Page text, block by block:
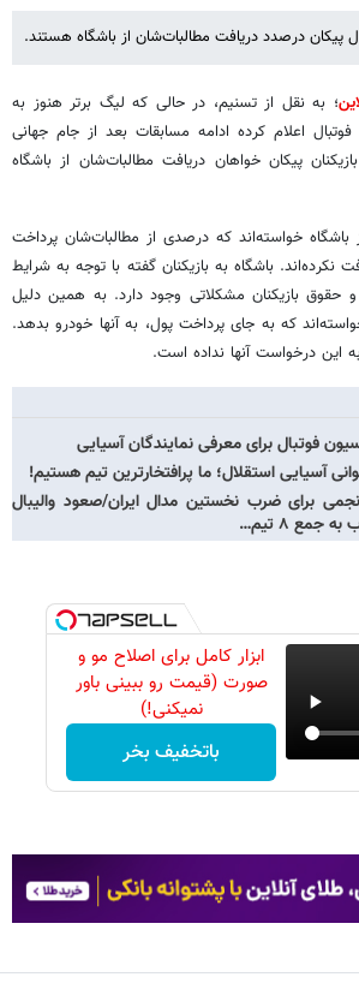
پیکان درصدد دریافت مطالبات‌شان از باشگاه هستند.
؛ به نقل از تسنیم، در حالی که لیگ برتر هنوز به
اعلام کرده ادامه مسابقات بعد از جام جهانی
بازیکنان پیکان خواهان دریافت مطالبات‌شان از باشگاه
باشگاه خواسته‌اند که درصدی از مطالبات‌شان پرداخت
نکرده‌اند. باشگاه به بازیکنان گفته با توجه به شرایط
و حقوق بازیکنان مشکلاتی وجود دارد. به همین دلیل
که به جای پرداخت پول، به آنها خودرو بدهد.
این درخواست آنها نداده است.
فوتبال برای معرفی نمایندگان آسیایی
آسیایی استقلال؛ ما پرافتخارترین تیم هستیم!
برای ضرب نخستین مدال ایران/صعود والیبال
۸ تیم…
ابزار کامل برای اصلاح مو و
صورت (قیمت رو ببینی باور
نمیکنی!)
باتخفیف بخر